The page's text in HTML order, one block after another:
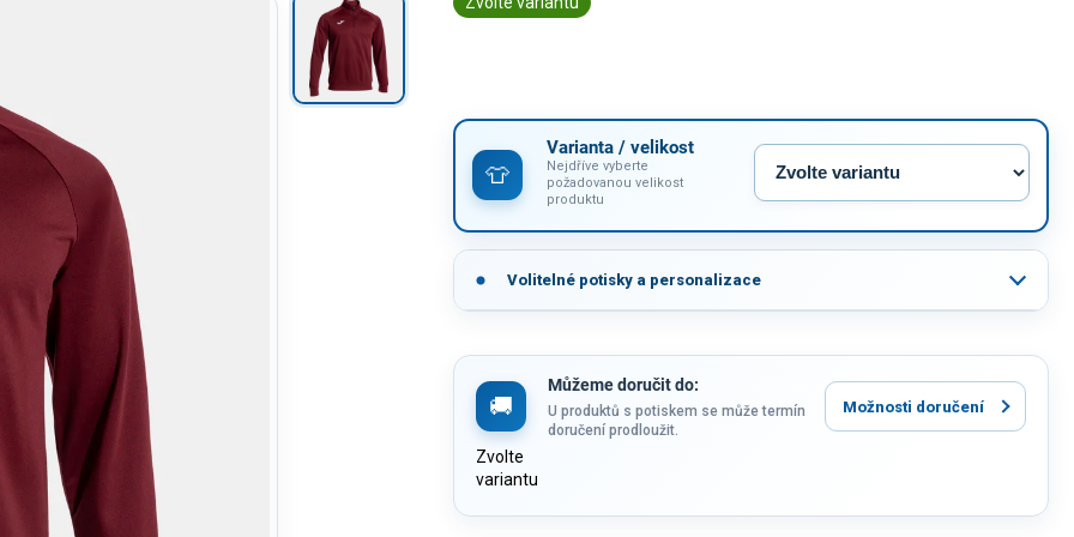
Varianta / velikost
Nejdříve vyberte
požadovanou velikost
produktu
Volitelné potisky a personalizace
Můžeme doručit do:
Zvolte
variantu
U produktů s potiskem se může termín
doručení prodloužit.
Možnosti doručení